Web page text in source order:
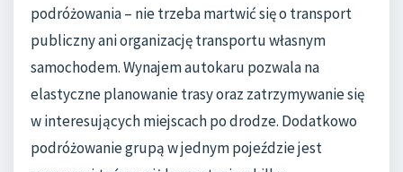
podróżowania – nie trzeba martwić się o transport
publiczny ani organizację transportu własnym
samochodem. Wynajem autokaru pozwala na
elastyczne planowanie trasy oraz zatrzymywanie się
w interesujących miejscach po drodze. Dodatkowo
podróżowanie grupą w jednym pojeździe jest